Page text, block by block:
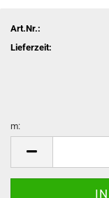
Art.Nr.:
Lieferzeit:
m: